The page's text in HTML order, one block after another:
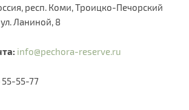
респ. Коми, Троицко-Печорский
Ланиной, 8
info@pechora-reserve.ru
55-55-77